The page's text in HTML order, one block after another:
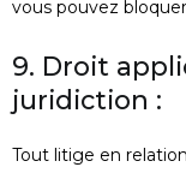
vous pouvez
9. Droit
juridiction :
Tout litige en